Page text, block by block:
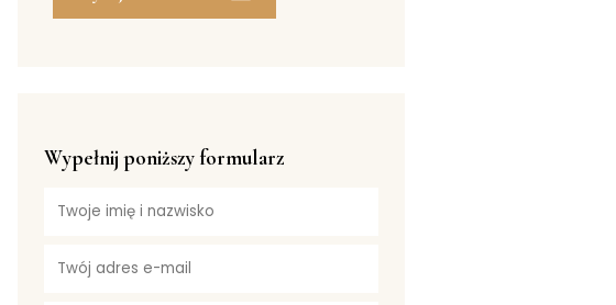
Wypełnij poniższy formularz